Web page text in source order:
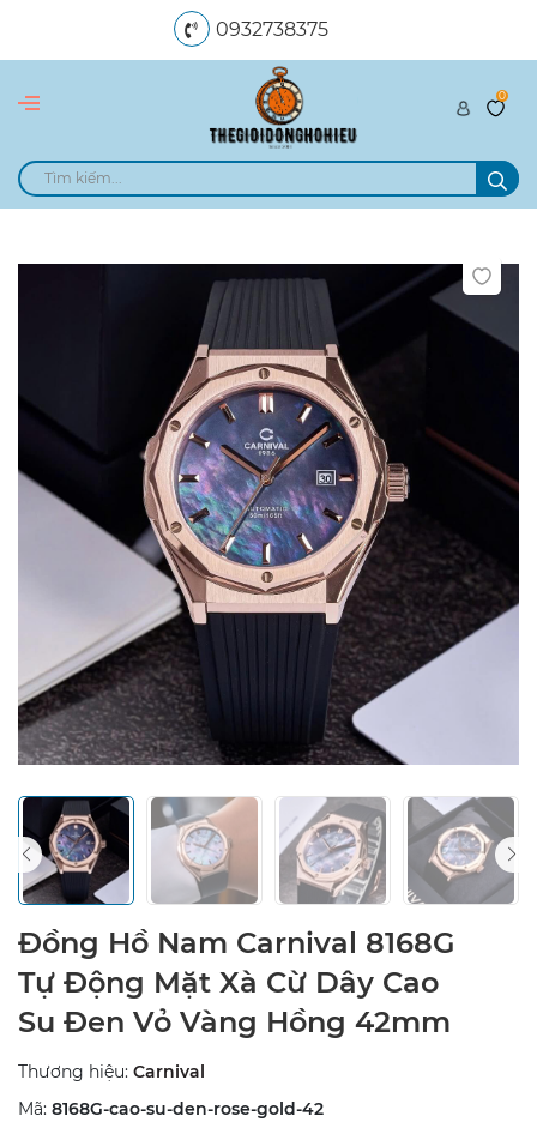
0932738375
dangngocle89@gmail.com
0
Đồng Hồ Nam Carnival 8168G
Tự Động Mặt Xà Cừ Dây Cao
Su Đen Vỏ Vàng Hồng 42mm
Thương hiệu: Carnival
Mã: 8168G-cao-su-den-rose-gold-42